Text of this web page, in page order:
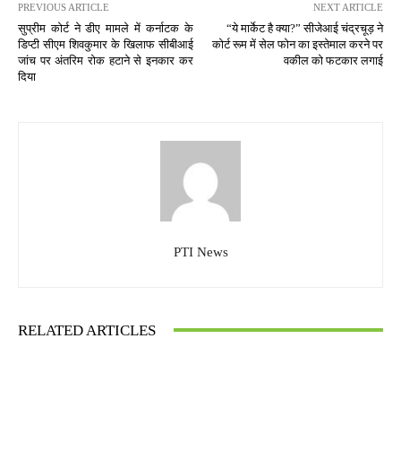
PREVIOUS ARTICLE
सुप्रीम कोर्ट ने डीए मामले में कर्नाटक के
डिप्टी सीएम शिवकुमार के खिलाफ सीबीआई
जांच पर अंतरिम रोक हटाने से इनकार कर
दिया
NEXT ARTICLE
“ये मार्केट है क्या?” सीजेआई चंद्रचूड़ ने
कोर्ट रूम में सेल फोन का इस्तेमाल करने पर
वकील को फटकार लगाई
PTI News
RELATED ARTICLES